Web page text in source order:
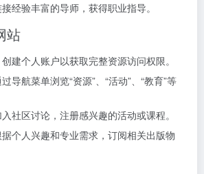
接经验丰富的导师，获得职业指导。
站
创建个人账户以获取完整资源访问权限。
导航菜单浏览“资源”、“活动”、“教育”等
入社区讨论，注册感兴趣的活动或课程。
据个人兴趣和专业需求，订阅相关出版物